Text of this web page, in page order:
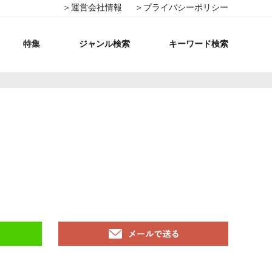
＞運営会社情報 ＞プライバシーポリシー
特集 ジャンル検索 キーワード検索